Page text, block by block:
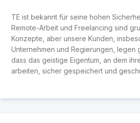
TE ist bekannt für seine hohen
Remote-Arbeit und Freelancing sind
Konzepte, aber unsere Kunden,
Unternehmen und Regierungen, legen
dass das geistige Eigentum, an dem
arbeiten, sicher gespeichert und